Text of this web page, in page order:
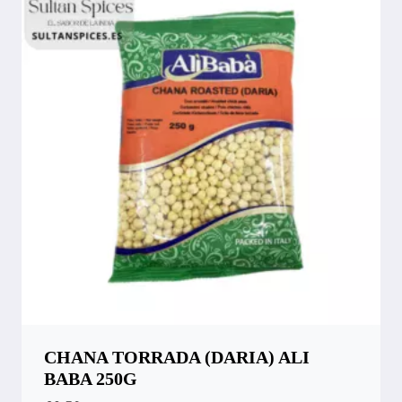
CHANA TORRADA (DARIA) ALI
BABA 250G